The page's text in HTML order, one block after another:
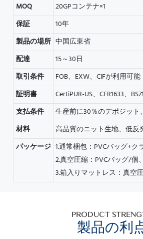
MOQ
20GPコンテナ×1
保証
10年
製品の場所 中国広東省
配達
15～30日
取引条件
FOB、EXW、CIFが利用可能
証明書
CertiPUR-US、CFR1633、
支払条件
生産前に30％のデポジッ
材料
高品質のニット生地、低
パッケージ 1.通常梱包：PVCバッグ+ク
2.真空圧縮：PVCバッグ/個
3.箱入りマットレス：真空
PRODUCT
製品の利